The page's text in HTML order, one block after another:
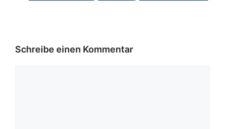
Schreibe einen Kommentar